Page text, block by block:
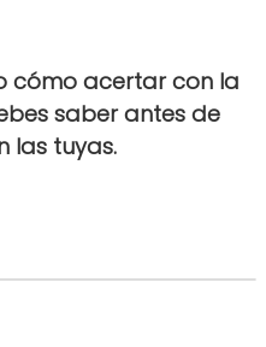
cómo acertar con la
saber antes de
las tuyas.